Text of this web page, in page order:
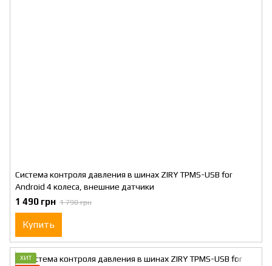
Система контроля давления в шинах ZIRY TPMS-USB for
Android 4 колесa, внешние датчики
1 490 грн 1 790 грн
Купить
ХИТ